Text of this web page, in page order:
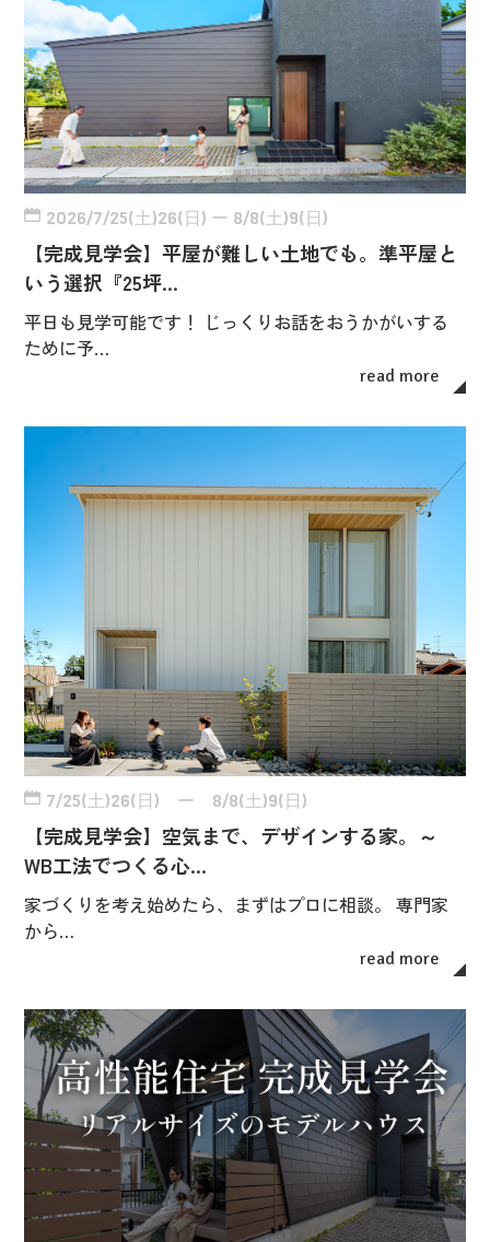
2026/7/25(土)26(日) ー 8/8(土)9(日)
【完成見学会】平屋が難しい土地でも。準平屋と
いう選択『25坪…
平日も見学可能です！ じっくりお話をおうかがいする
ために予…
read more
7/25(土)26(日) ー 8/8(土)9(日)
【完成見学会】空気まで、デザインする家。～
WB工法でつくる心…
家づくりを考え始めたら、まずはプロに相談。 専門家
から…
read more